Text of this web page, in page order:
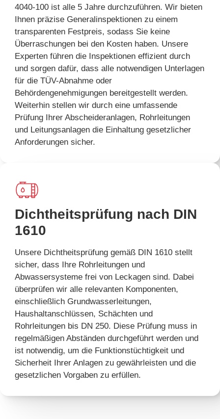
4040-100 ist alle 5 Jahre durchzuführen. Wir bieten
Ihnen präzise Generalinspektionen zu einem
transparenten Festpreis, sodass Sie keine
Überraschungen bei den Kosten haben. Unsere
Experten führen die Inspektionen effizient durch
und sorgen dafür, dass alle notwendigen Unterlagen
für die TÜV-Abnahme oder
Behördengenehmigungen bereitgestellt werden.
Weiterhin stellen wir durch eine umfassende
Prüfung Ihrer Abscheideranlagen, Rohrleitungen
und Leitungsanlagen die Einhaltung gesetzlicher
Anforderungen sicher.
Dichtheitsprüfung nach DIN
1610
Unsere Dichtheitsprüfung gemäß DIN 1610 stellt
sicher, dass Ihre Rohrleitungen und
Abwassersysteme frei von Leckagen sind. Dabei
überprüfen wir alle relevanten Komponenten,
einschließlich Grundwasserleitungen,
Haushaltanschlüssen, Schächten und
Rohrleitungen bis DN 250. Diese Prüfung muss in
regelmäßigen Abständen durchgeführt werden und
ist notwendig, um die Funktionstüchtigkeit und
Sicherheit Ihrer Anlagen zu gewährleisten und die
gesetzlichen Vorgaben zu erfüllen.